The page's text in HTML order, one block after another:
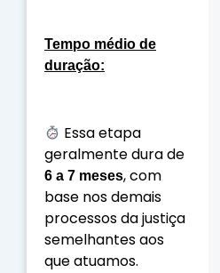
Tempo médio de
duração:
Essa etapa
geralmente dura de
6 a 7 meses, com
base nos demais
processos da justiça
semelhantes aos
que atuamos.